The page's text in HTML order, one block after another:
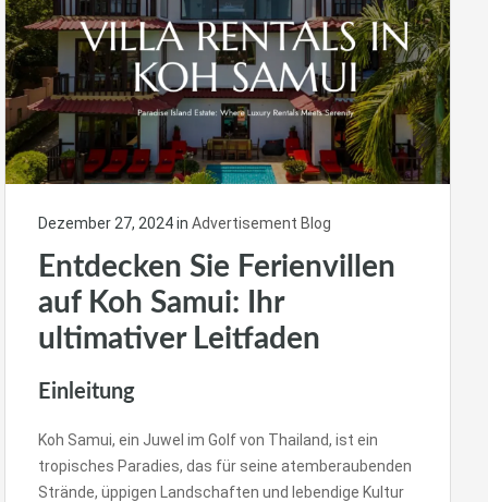
Dezember 27, 2024in Advertisement Blog
Entdecken Sie Ferienvillen
auf Koh Samui: Ihr
ultimativer Leitfaden
Einleitung
Koh Samui, ein Juwel im Golf von Thailand, ist ein
tropisches Paradies, das für seine atemberaubenden
Strände, üppigen Landschaften und lebendige Kultur